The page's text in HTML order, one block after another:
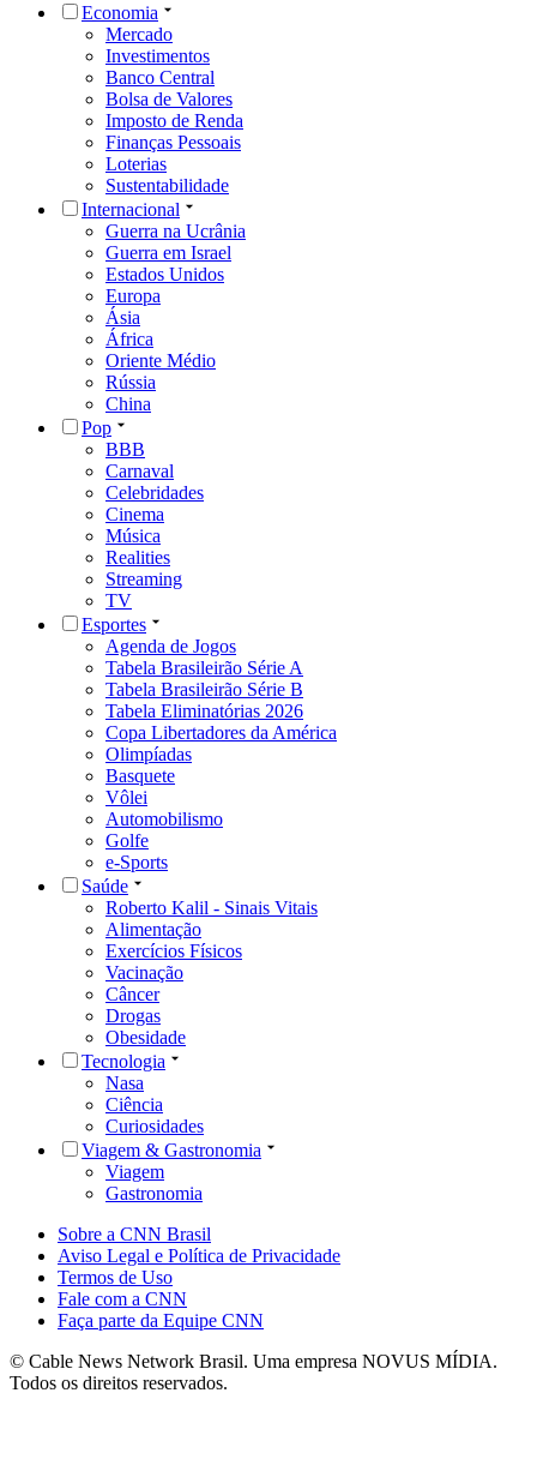
Economia
Mercado
Investimentos
Banco Central
Bolsa de Valores
Imposto de Renda
Finanças Pessoais
Loterias
Sustentabilidade
Internacional
Guerra na Ucrânia
Guerra em Israel
Estados Unidos
Europa
Ásia
África
Oriente Médio
Rússia
China
Pop
BBB
Carnaval
Celebridades
Cinema
Música
Realities
Streaming
TV
Esportes
Agenda de Jogos
Tabela Brasileirão Série A
Tabela Brasileirão Série B
Tabela Eliminatórias 2026
Copa Libertadores da América
Olimpíadas
Basquete
Vôlei
Automobilismo
Golfe
e-Sports
Saúde
Roberto Kalil - Sinais Vitais
Alimentação
Exercícios Físicos
Vacinação
Câncer
Drogas
Obesidade
Tecnologia
Nasa
Ciência
Curiosidades
Viagem & Gastronomia
Viagem
Gastronomia
Sobre a CNN Brasil
Aviso Legal e Política de Privacidade
Termos de Uso
Fale com a CNN
Faça parte da Equipe CNN
© Cable News Network Brasil. Uma empresa NOVUS MÍDIA.
Todos os direitos reservados.